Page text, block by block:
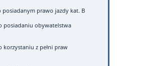
posiadanym prawo jazdy kat. B
posiadaniu obywatelstwa
korzystaniu z pełni praw